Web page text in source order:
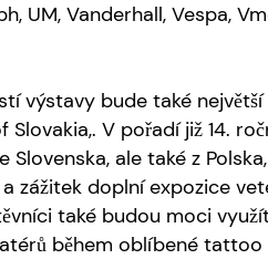
UM, Vanderhall, Vespa,
výstavy bude také
V pořadí již 14.
ale také z
zážitek doplní expozice
také budou moci
během oblíbené tattoo